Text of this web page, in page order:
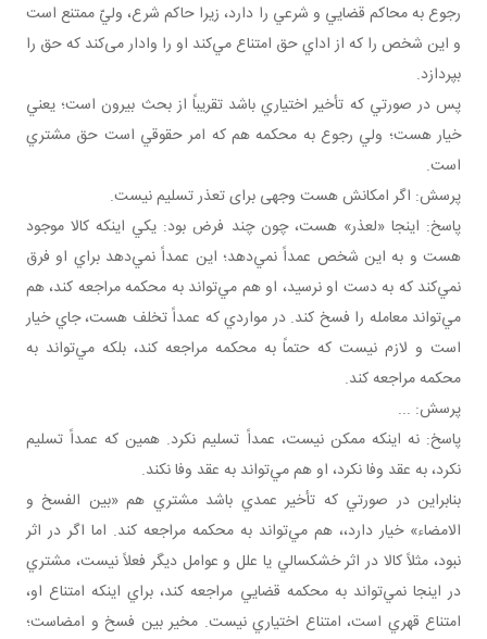
رجوع به محاکم قضايي و شرعي را دارد، زيرا حاکم شرع، وليّ ممتنع است
و اين شخص را که از اداي حق امتناع مي‌کند او را وادار می‌کند که حق را
بپردازد.
پس در صورتي که تأخير اختياري باشد تقريباً از بحث بيرون است؛ يعني
خيار هست؛ ولي رجوع به محکمه هم که امر حقوقي است حق مشتري
است.
پرسش: اگر امکانش هست وجهی برای تعذر تسليم نيست.
پاسخ: اينجا «لعذر» هست، چون چند فرض بود: يکي اينکه کالا موجود
هست و به اين شخص عمداً نمي‌دهد؛ اين عمداً نمي‌دهد براي او فرق
نمي‌کند که به دست او نرسيد، او هم مي‌تواند به محکمه مراجعه کند، هم
مي‌تواند معامله را فسخ کند. در مواردي که عمداً تخلف هست، جاي خيار
است و لازم نيست که حتماً به محکمه مراجعه کند، بلکه مي‌تواند به
محکمه مراجعه کند.
پرسش: ...
پاسخ: نه اينکه ممکن نيست، عمداً تسليم نکرد. همين که عمداً تسليم
نکرد، به عقد وفا نکرد، او هم مي‌تواند به عقد وفا نکند.
بنابراين در صورتي که تأخير عمدي باشد مشتري هم «بين الفسخ و
الامضاء» خيار دارد،، هم مي‌تواند به محکمه مراجعه کند. اما اگر در اثر
نبود، مثلاً کالا در اثر خشکسالي يا علل و عوامل ديگر فعلاً نيست، مشتري
در اينجا نمي‌تواند به محکمه قضايي مراجعه کند، براي اينکه امتناع او،
امتناع قهري است، امتناع اختياري نيست. مخير بين فسخ و امضاست؛